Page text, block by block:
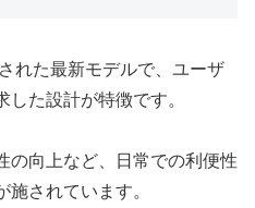
れた最新モデルで、ユーザ
た設計が特徴です。
の向上など、日常での利便性
されています。